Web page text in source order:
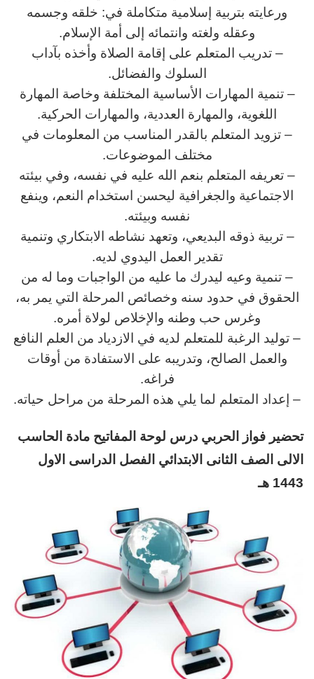
ورعايته بتربية إسلامية متكاملة في: خلقه وجسمه
وعقله ولغته وانتمائه إلى أمة الإسلام.
– تدريب المتعلم على إقامة الصلاة وأخذه بآداب
السلوك والفضائل.
– تنمية المهارات الأساسية المختلفة وخاصة المهارة
اللغوية، والمهارة العددية، والمهارات الحركية.
– تزويد المتعلم بالقدر المناسب من المعلومات في
مختلف الموضوعات.
– تعريفه المتعلم بنعم الله عليه في نفسه، وفي بيئته
الاجتماعية والجغرافية ليحسن استخدام النعم، وينفع
نفسه وبيئته.
– تربية ذوقه البديعي، وتعهد نشاطه الابتكاري وتنمية
تقدير العمل اليدوي لديه.
– تنمية وعيه ليدرك ما عليه من الواجبات وما له من
الحقوق في حدود سنه وخصائص المرحلة التي يمر به،
وغرس حب وطنه والإخلاص لولاة أمره.
– توليد الرغبة للمتعلم لديه في الازدياد من العلم النافع
والعمل الصالح، وتدريبه على الاستفادة من أوقات
فراغه.
– إعداد المتعلم لما يلي هذه المرحلة من مراحل حياته.
تحضير فواز الحربي درس لوحة المفاتيح مادة الحاسب
الالى الصف الثانى الابتدائي الفصل الدراسى الاول
1443 هـ